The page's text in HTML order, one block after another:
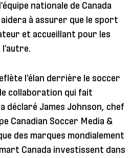
nationale de Canada
à assurer que le sport
et accueillant pour les
l’autre.
l’élan derrière le soccer
collaboration qui fait
déclaré James Johnson, chef
Canadian Soccer Media &
des marques mondialement
Canada investissent dans